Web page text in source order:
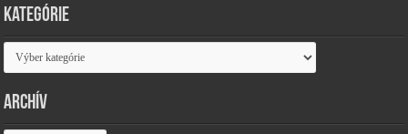
Kategórie
Kategórie
Archív